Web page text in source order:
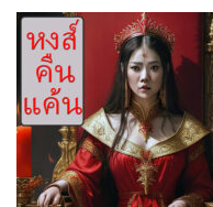
content